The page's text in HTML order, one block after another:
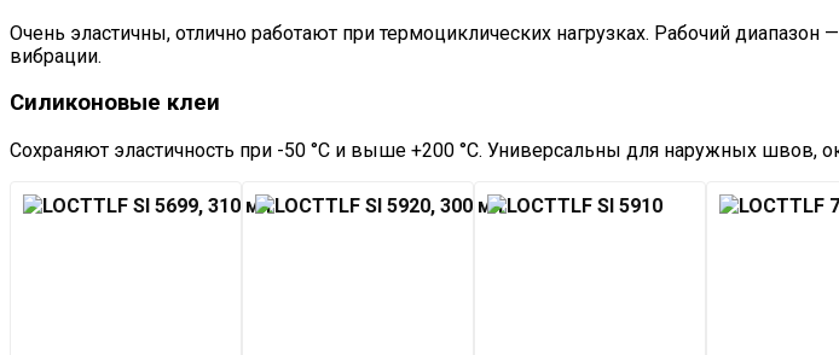
Очень эластичны, отлично работают при термоциклических нагрузках. Рабочий
вибрации.
Силиконовые клеи
Сохраняют эластичность при -50 °C и выше +200 °C. Универсальны для наружных швов,